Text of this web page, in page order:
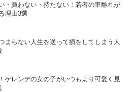
・買わない・持たない！若者の車離れが
理由3選
まらない人生を送って損をしてしまう人
ゲレンデの女の子がいつもより可愛く見